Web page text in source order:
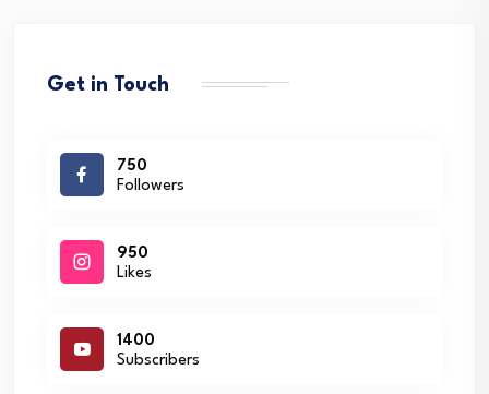
Get in Touch
750
Followers
950
Likes
1400
Subscribers